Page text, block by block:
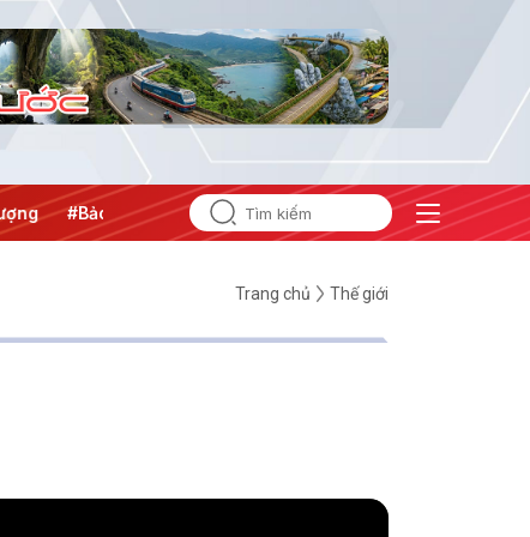
#Bảo vệ nền tảng tư tưởng của Đảng
Trang chủ Thế giới